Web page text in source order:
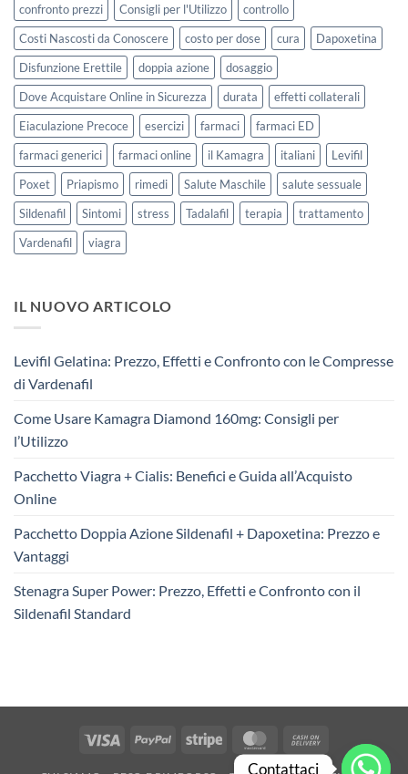
confronto prezzi
Consigli per l'Utilizzo
controllo
Costi Nascosti da Conoscere
costo per dose cura
Dapoxetina
Disfunzione Erettile
doppia azione
dosaggio
Dove Acquistare Online in Sicurezza
durata
effetti collaterali
Eiaculazione Precoce
esercizi farmaci
farmaci ED
farmaci generici
farmaci online il Kamagra italiani
Levifil
Poxet
Priapismo rimedi Salute Maschile
salute sessuale
Sildenafil
Sintomi stress Tadalafil terapia
trattamento
Vardenafil
viagra
IL NUOVO ARTICOLO
Levifil Gelatina: Prezzo, Effetti e Confronto con le Compresse
di Vardenafil
Come Usare Kamagra Diamond 160mg: Consigli per
l’Utilizzo
Pacchetto Viagra + Cialis: Benefici e Guida all’Acquisto
Online
Pacchetto Doppia Azione Sildenafil + Dapoxetina: Prezzo e
Vantaggi
Stenagra Super Power: Prezzo, Effetti e Confronto con il
Sildenafil Standard
Visa PayPal Stripe MasterCard
On
Contattaci